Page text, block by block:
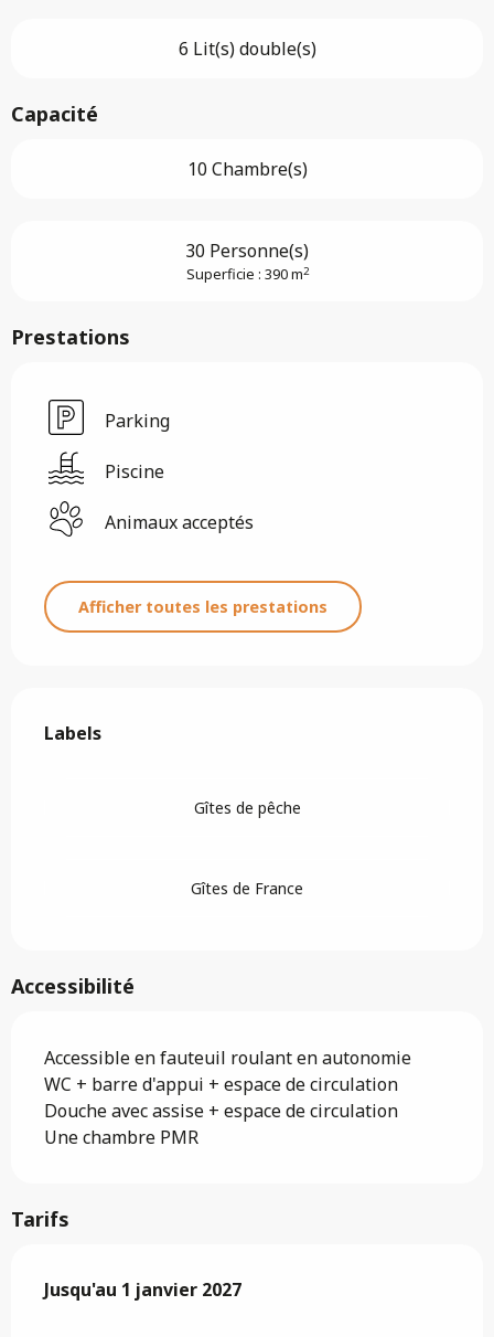
6 Lit(s) double(s)
Capacité
10 Chambre(s)
30 Personne(s)
Superficie : 390 m2
Prestations
Parking
Piscine
Animaux acceptés
Afficher toutes les prestations
Labels
Labels
Gîtes de pêche
Gîtes de France
Accessibilité
Accessible en fauteuil roulant en autonomie
WC + barre d'appui + espace de circulation
Douche avec assise + espace de circulation
Une chambre PMR
Tarifs
Du3 janvier 2026au1 janvier 2027
Jusqu'au 1 janvier 2027